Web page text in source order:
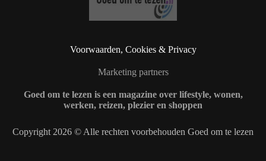
Voorwaarden, Cookies & Privacy
Marketing partners
Goed om te lezen is een magazine over lifestyle, wonen,
werken, reizen, plezier en shoppen
Copyright 2026 © Alle rechten voorbehouden Goed om te lezen